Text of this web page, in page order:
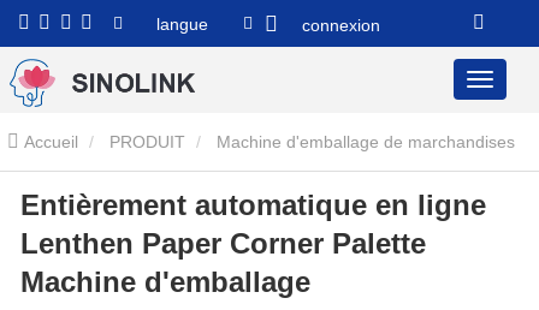
langue connexion
Accueil PRODUIT Machine d'emballage de marchandises
de palette Machine d'emballage de palettes entièrement
automatique Entièrement automatique en ligne Lenthen Paper
Entièrement automatique en ligne
Lenthen Paper Corner Palette
Machine d'emballage